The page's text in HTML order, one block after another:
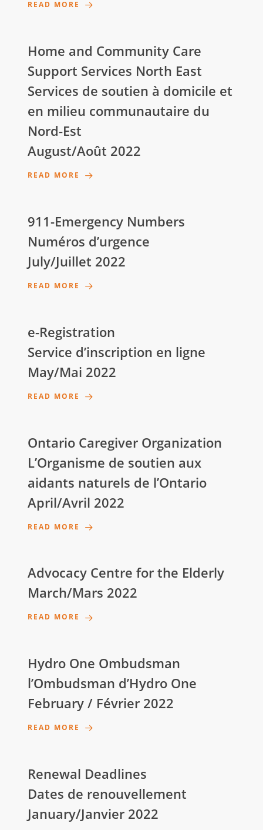
READ MORE
Home and Community Care
Support Services North East
Services de soutien à domicile et
en milieu communautaire du
Nord-Est
August/Août 2022
READ MORE
911-Emergency Numbers
Numéros d’urgence
July/Juillet 2022
READ MORE
e-Registration
Service d’inscription en ligne
May/Mai 2022
READ MORE
Ontario Caregiver Organization
L’Organisme de soutien aux
aidants naturels de l’Ontario
April/Avril 2022
READ MORE
Advocacy Centre for the Elderly
March/Mars 2022
READ MORE
Hydro One Ombudsman
l’Ombudsman d’Hydro One
February / Février 2022
READ MORE
Renewal Deadlines
Dates de renouvellement
January/Janvier 2022